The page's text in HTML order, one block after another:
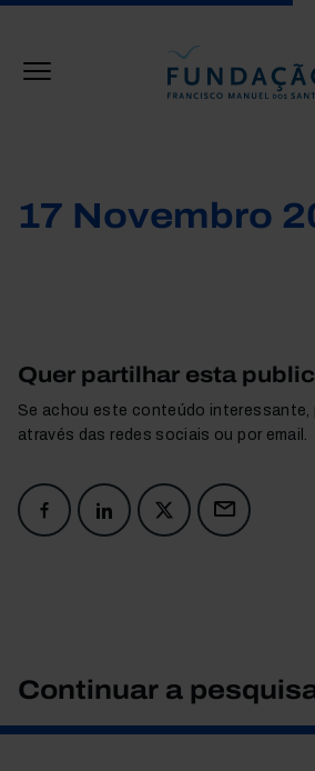
17 Novembro
Quer partilhar esta
Se achou este conteúdo interessante,
através das redes sociais ou por email.
Continuar a